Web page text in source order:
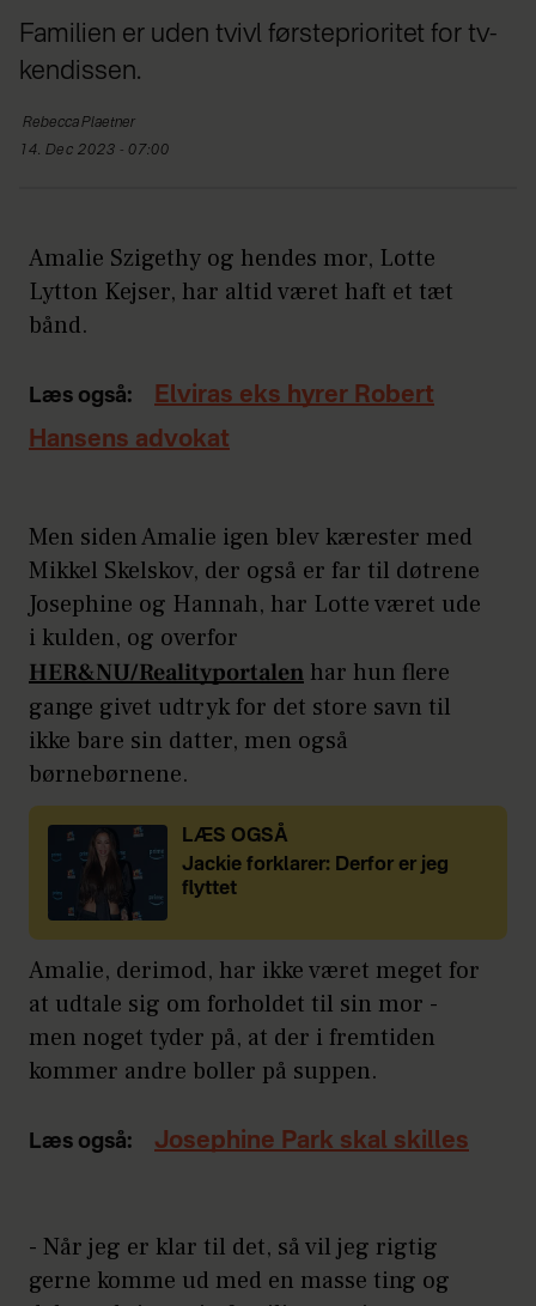
Familien er uden tvivl førsteprioritet for tv-
kendissen.
RebeccaPlaetner
14. Dec 2023 - 07:00
Amalie Szigethy og hendes mor, Lotte
Lytton Kejser, har altid været haft et tæt
bånd.
Læs også:
Elviras eks hyrer Robert
Hansens advokat
Men siden Amalie igen blev kærester med
Mikkel Skelskov, der også er far til døtrene
Josephine og Hannah, har Lotte været ude
i kulden, og overfor
HER&NU/Realityportalen har hun flere
gange givet udtryk for det store savn til
ikke bare sin datter, men også
børnebørnene.
LÆS OGSÅ
Jackie forklarer: Derfor er jeg
flyttet
Amalie, derimod, har ikke været meget for
at udtale sig om forholdet til sin mor -
men noget tyder på, at der i fremtiden
kommer andre boller på suppen.
Læs også: Josephine Park skal skilles
- Når jeg er klar til det, så vil jeg rigtig
gerne komme ud med en masse ting og